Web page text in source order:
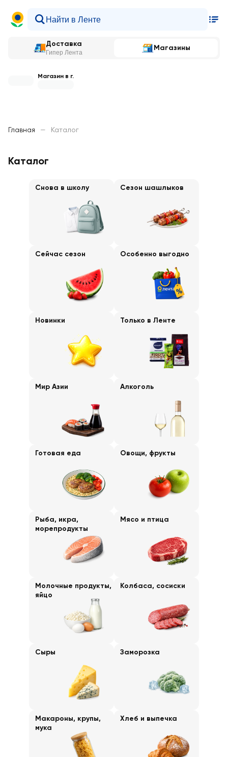
Доставка
Гипер Лента
Магазины
Магазин в г.
Главная — Каталог
Каталог
Снова в школу Сезон шашлыков
Сейчас сезон Особенно выгодно
Новинки Только в Ленте
Мир Азии Алкоголь
Готовая еда Овощи, фрукты
Рыба, икра,
морепродукты
Мясо и птица
Молочные продукты,
яйцо
Колбаса, сосиски
Сыры Заморозка
Макароны, крупы,
мука
Хлеб и выпечка